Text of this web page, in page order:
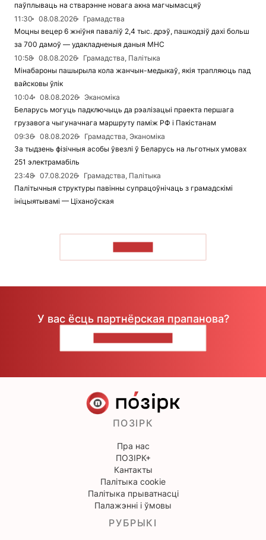
паўплываць на стварэнне новага акна магчымасцяў
11:30
08.08.2026
Грамадства
Моцны вецер 6 жніўня паваліў 2,4 тыс. дрэў, пашкодзіў дахі больш
за 700 дамоў — удакладненыя даныя МНС
10:58
08.08.2026
Грамадства, Палітыка
Мінабароны пашырыла кола жанчын-медыкаў, якія трапляюць пад
вайсковы ўлік
10:04
08.08.2026
Эканоміка
Беларусь могуць падключыць да рэалізацыі праекта першага
грузавога чыгуначнага маршруту паміж РФ і Пакістанам
09:36
08.08.2026
Грамадства, Эканоміка
За тыдзень фізічныя асобы ўвезлі ў Беларусь на льготных умовах
251 электрамабіль
23:48
07.08.2026
Грамадства, Палітыка
Палітычныя структуры павінны супрацоўнічаць з грамадскімі
ініцыятывамі — Ціханоўская
У вас ёсць партнёрская прапанова?
ПОЗІРК
Пра нас
ПОЗІРК+
Кантакты
Палітыка cookie
Палітыка прыватнасці
Палажэнні і ўмовы
РУБРЫКІ